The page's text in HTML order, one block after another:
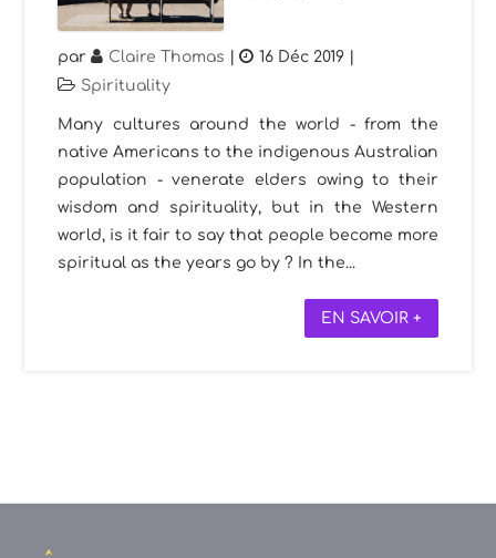
par Claire Thomas | 16 Déc 2019 |
Spirituality
Many cultures around the world - from the
native Americans to the indigenous Australian
population - venerate elders owing to their
wisdom and spirituality, but in the Western
world, is it fair to say that people become more
spiritual as the years go by ? In the...
EN SAVOIR +